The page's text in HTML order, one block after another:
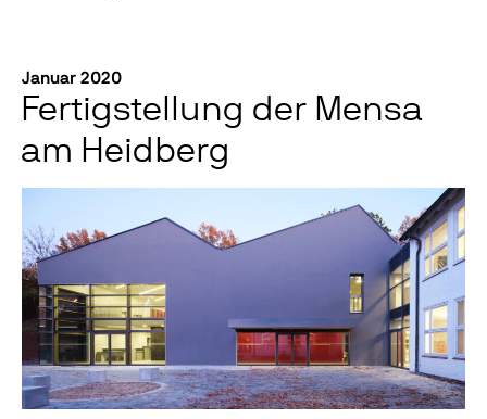
Januar 2020
Fertigstellung der Mensa
am Heidberg